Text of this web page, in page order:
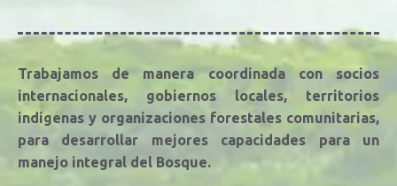
Trabajamos de manera coordinada con socios
internacionales, gobiernos locales, territorios
indígenas y organizaciones forestales comunitarias,
para desarrollar mejores capacidades para un
manejo integral del Bosque.